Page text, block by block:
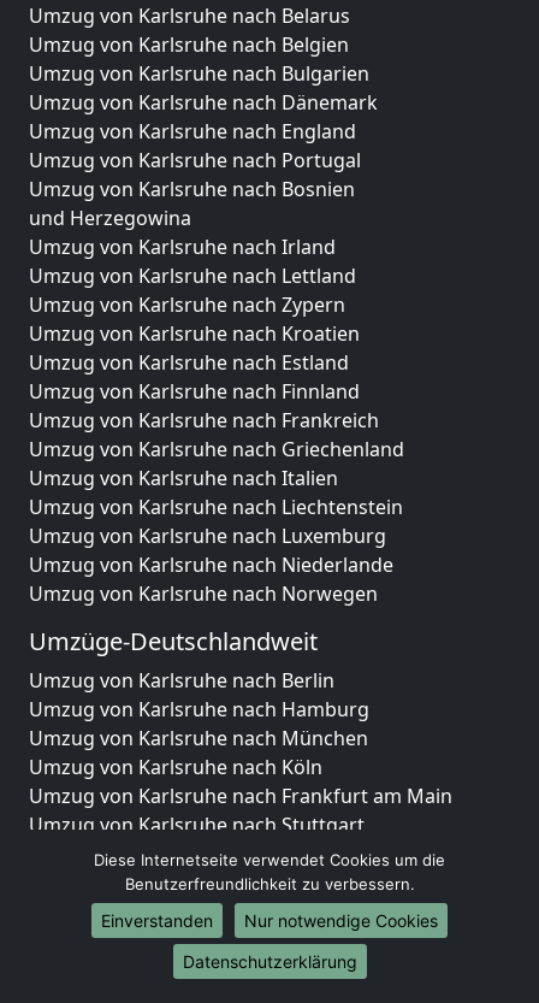
Umzug von Karlsruhe nach Belarus
Umzug von Karlsruhe nach Belgien
Umzug von Karlsruhe nach Bulgarien
Umzug von Karlsruhe nach Dänemark
Umzug von Karlsruhe nach England
Umzug von Karlsruhe nach Portugal
Umzug von Karlsruhe nach Bosnien
und Herzegowina
Umzug von Karlsruhe nach Irland
Umzug von Karlsruhe nach Lettland
Umzug von Karlsruhe nach Zypern
Umzug von Karlsruhe nach Kroatien
Umzug von Karlsruhe nach Estland
Umzug von Karlsruhe nach Finnland
Umzug von Karlsruhe nach Frankreich
Umzug von Karlsruhe nach Griechenland
Umzug von Karlsruhe nach Italien
Umzug von Karlsruhe nach Liechtenstein
Umzug von Karlsruhe nach Luxemburg
Umzug von Karlsruhe nach Niederlande
Umzug von Karlsruhe nach Norwegen
Umzüge-Deutschlandweit
Umzug von Karlsruhe nach Berlin
Umzug von Karlsruhe nach Hamburg
Umzug von Karlsruhe nach München
Umzug von Karlsruhe nach Köln
Umzug von Karlsruhe nach Frankfurt am Main
Umzug von Karlsruhe nach Stuttgart
Umzug von Karlsruhe nach Düsseldorf
Umzug von Karlsruhe nach Leipzig
Umzug von Karlsruhe nach Dortmund
Umzug von Karlsruhe nach Essen
Umzug von Karlsruhe nach Bremen
Diese Internetseite verwendet Cookies um die
Benutzerfreundlichkeit zu verbessern.
Einverstanden
Nur notwendige Cookies
Datenschutzerklärung